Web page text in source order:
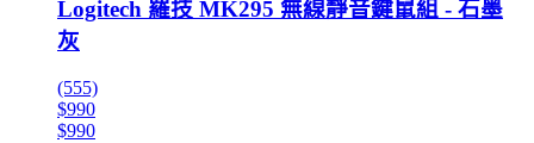
Logitech 羅技 MK295 無線靜音鍵鼠組 - 石墨
灰
(555)
$990
$990